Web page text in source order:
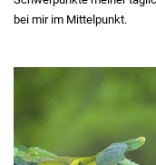
bei mir im Mittelpunkt.